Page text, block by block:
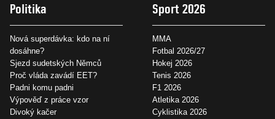
Politika
Nová superdávka: kdo na ní
dosáhne?
Sjezd sudetských Němců
Proč vláda zavádí EET?
Padni komu padni
Výpověď z práce vzor
Divoký kačer
Sport 2026
MMA
Fotbal 2026/27
Hokej 2026
Tenis 2026
F1 2026
Atletika 2026
Cyklistika 2026